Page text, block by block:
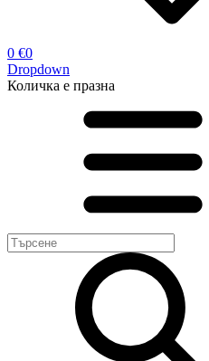
0 €0
Dropdown
Количка е празна